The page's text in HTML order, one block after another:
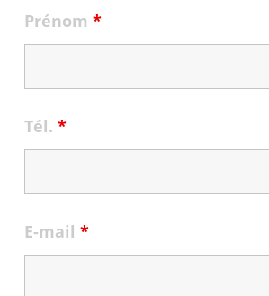
Prénom*
Tél.*
E-mail*